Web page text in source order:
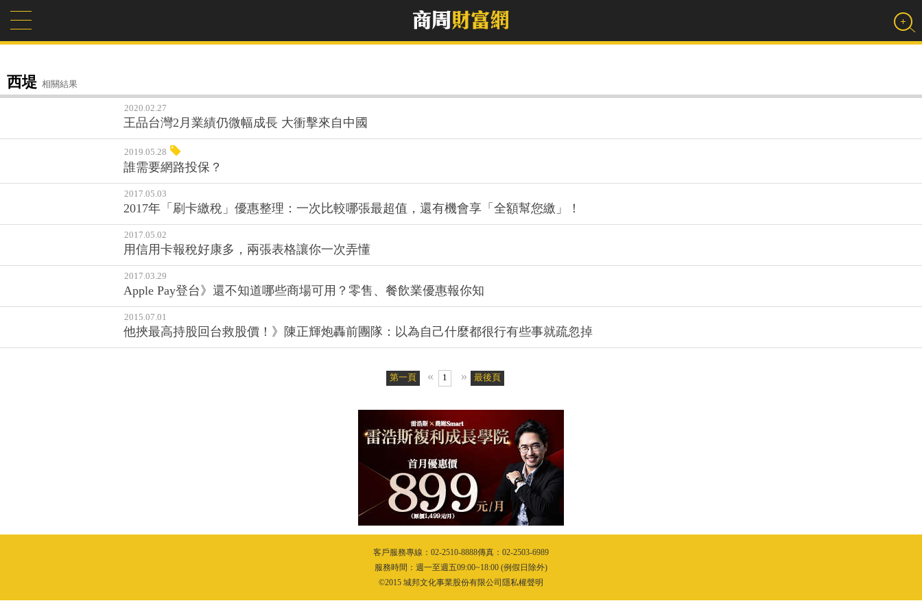
西堤 相關結果
2020.02.27
王品台灣2月業績仍微幅成長 大衝擊來自中國
2019.05.28
誰需要網路投保？
2017.05.03
2017年「刷卡繳稅」優惠整理：一次比較哪張最超值，還有機會享「全額幫您繳」！
2017.05.02
用信用卡報稅好康多，兩張表格讓你一次弄懂
2017.03.29
Apple Pay登台》還不知道哪些商場可用？零售、餐飲業優惠報你知
他挾最高持股回台救股價！》陳正輝炮轟前團隊：以為自己什麼都很行有些事就疏忽掉
第一頁 « 1 »